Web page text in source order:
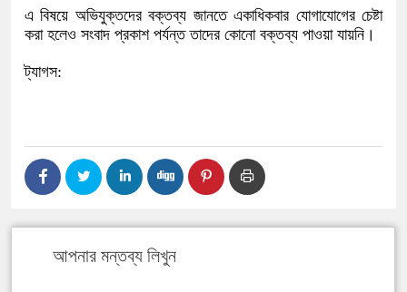
এ বিষয়ে অভিযুক্তদের বক্তব্য জানতে একাধিকবার যোগাযোগের চেষ্টা
করা হলেও সংবাদ প্রকাশ পর্যন্ত তাদের কোনো বক্তব্য পাওয়া যায়নি।
ট্যাগস:
আপনার মন্তব্য লিখুন